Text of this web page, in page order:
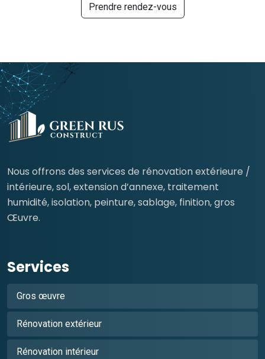
Prendre rendez-vous
Nous offrons des services de rénovation extérieure /
intérieure, sol, extension d’annexe, traitement
humidité, isolation, peinture, sablage, finition, gros
Œuvre.
Services
Gros œuvre
Rénovation extérieur
Rénovation intérieur